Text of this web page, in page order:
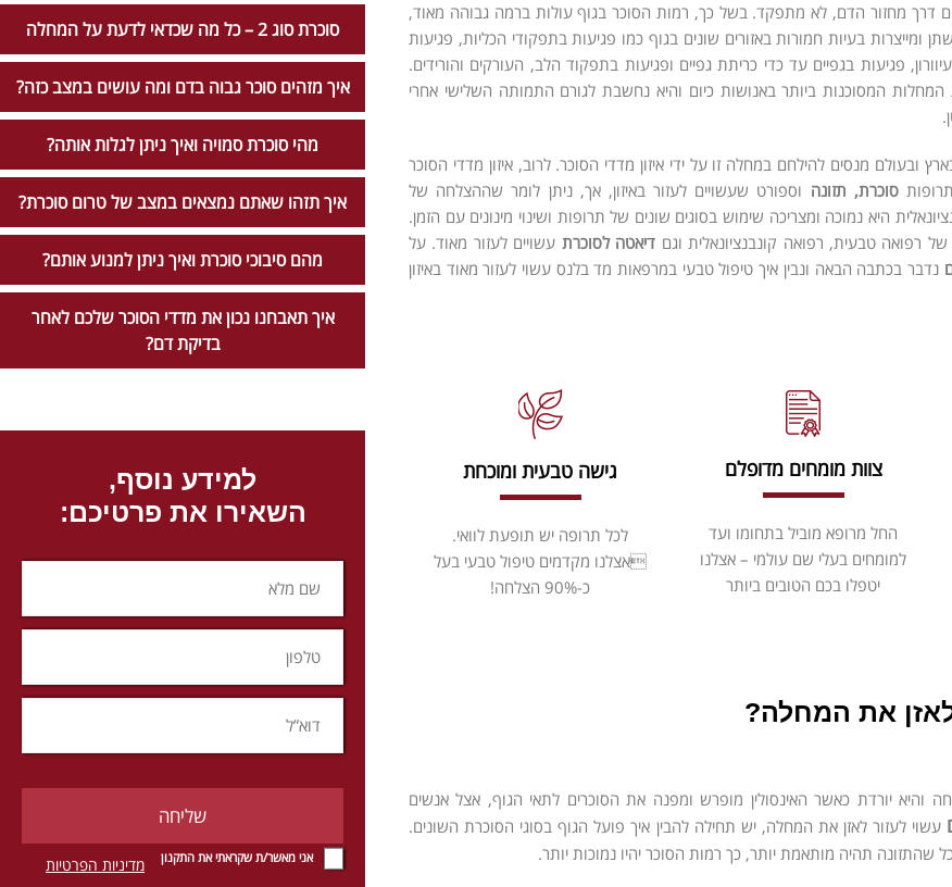
דרך מחזור הדם, לא מתפקד. בשל כך, רמות הסוכר בגוף עולות ברמה גבוהה מאוד,
ומייצרות בעיות חמורות באזורים שונים בגוף כמו פגיעות בתפקודי הכליות, פגיעות
פגיעות בגפיים עד כדי כריתת גפיים ופגיעות בתפקוד הלב, העורקים והורידים.
המסוכנות ביותר באנושות כיום והיא נחשבת לגורם התמותה השלישי אחרי
ובעולם מנסים להילחם במחלה זו על ידי איזון מדדי הסוכר. לרוב, איזון מדדי הסוכר
סוכרת, תזונה וספורט שעשויים לעזור באיזון, אך, ניתן לומר שההצלחה של
היא נמוכה ומצריכה שימוש בסוגים שונים של תרופות ושינוי מינונים עם הזמן.
רפואה טבעית, רפואה קונבנציונאלית וגם דיאטה לסוכרת עשויים לעזור מאוד. על
נדבר בכתבה הבאה ונבין איך טיפול טבעי במרפאות מד בלנס עשוי לעזור מאוד באיזון
צוות מומחים מדופלם
החל מרופא מוביל בתחומו ועד
למומחים בעלי שם עולמי – אצלנו
יטפלו בכם הטובים ביותר
גישה טבעית ומוכחת
לכל תרופה יש תופעת לוואי.
אצלנו מקדמים טיפול טבעי בעל
כ-90% הצלחה!
את המחלה?
והיא יורדת כאשר האינסולין מופרש ומפנה את הסוכרים לתאי הגוף, אצל אנשים
עשוי לעזור לאזן את המחלה, יש תחילה להבין איך פועל הגוף בסוגי הסוכרת השונים.
שהתזונה תהיה מותאמת יותר, כך רמות הסוכר יהיו נמוכות יותר.
סוכרת סוג 2 – כל מה שכדאי לדעת על המחלה
איך מזהים סוכר גבוה בדם ומה עושים במצב כזה?
מהי סוכרת סמויה ואיך ניתן לגלות אותה?
איך תזהו שאתם נמצאים במצב של טרום סוכרת?
מהם סיבוכי סוכרת ואיך ניתן למנוע אותם?
איך תאבחנו נכון את מדדי הסוכר שלכם לאחר
בדיקת דם?
למידע נוסף,
השאירו את פרטיכם:
אני מאשר/ת שקראתי את התקנון מדיניות הפרטיות